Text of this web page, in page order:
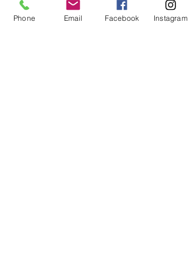
Phone Email Facebook Instagram